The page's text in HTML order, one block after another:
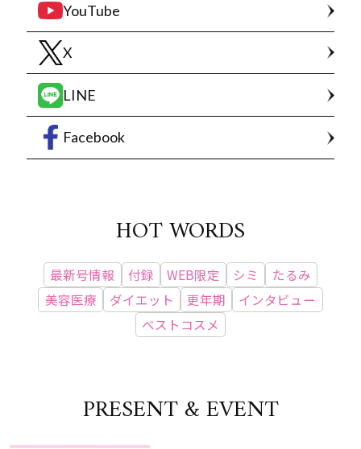
YouTube
X
LINE
Facebook
HOT WORDS
最新号情報 付録 WEB限定 シミ
たるみ
美容医療
ダイエット 更年期
インタビュー
ベストコスメ
PRESENT & EVENT